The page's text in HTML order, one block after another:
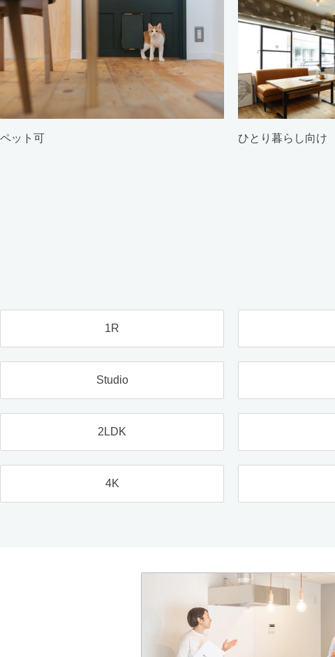
ペット可 ひとり暮らし向け
1R
Studio
2LDK
4K